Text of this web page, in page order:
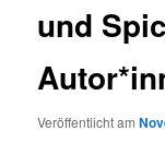
und
Veröffentlicht am